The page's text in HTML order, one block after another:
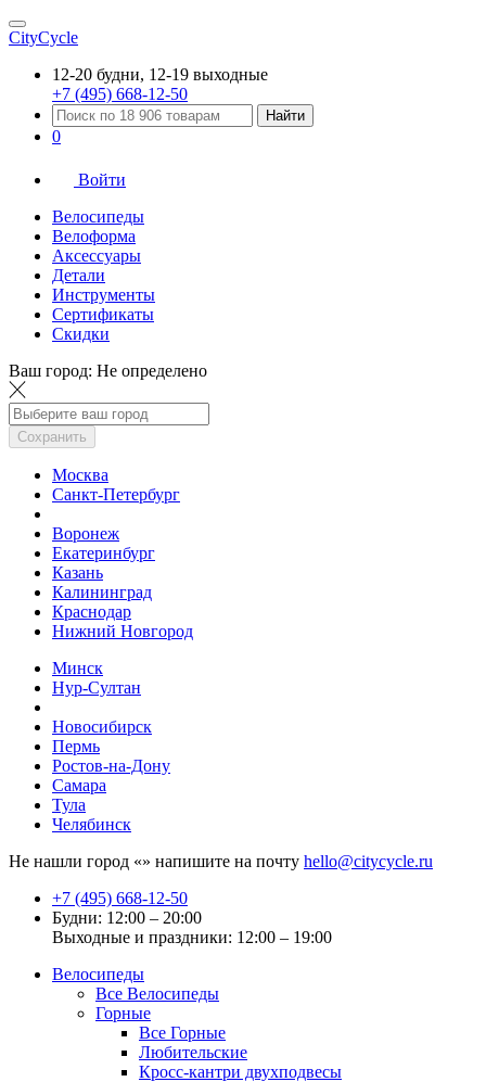
CityCycle
12-20 будни, 12-19 выходные
+7 (495) 668-12-50
Найти
0
Войти
Велосипеды
Велоформа
Аксессуары
Детали
Инструменты
Сертификаты
Скидки
Ваш город: Не определено
Сохранить
Москва
Санкт-Петербург
Воронеж
Екатеринбург
Казань
Калининград
Краснодар
Нижний Новгород
Минск
Нур-Султан
Новосибирск
Пермь
Ростов-на-Дону
Самара
Тула
Челябинск
Не нашли город «» напишите на почту hello@citycycle.ru
+7 (495) 668-12-50
Будни: 12:00 – 20:00
Выходные и праздники: 12:00 – 19:00
Велосипеды
Все Велосипеды
Горные
Все Горные
Любительские
Кросс-кантри двухподвесы